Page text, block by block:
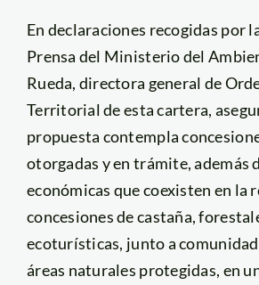
En declaraciones recogidas por
Prensa del Ministerio del
Rueda, directora general de
Territorial de esta cartera,
propuesta contempla
otorgadas y en trámite, además
económicas que coexisten en la
concesiones de castaña,
ecoturísticas, junto a
áreas naturales protegidas, en